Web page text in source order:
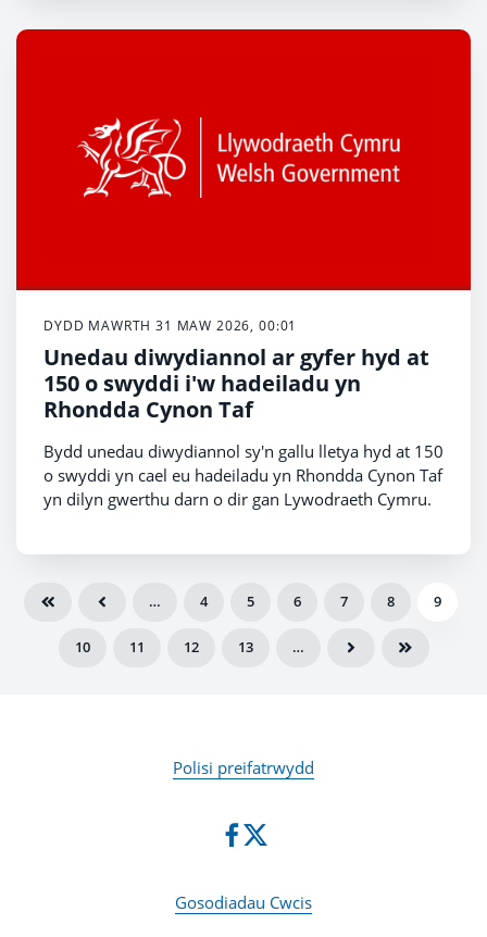
DYDD MAWRTH 31 MAW 2026, 00:01
Unedau diwydiannol ar gyfer hyd at
150 o swyddi i'w hadeiladu yn
Rhondda Cynon Taf
Bydd unedau diwydiannol sy'n gallu lletya hyd at 150
o swyddi yn cael eu hadeiladu yn Rhondda Cynon Taf
yn dilyn gwerthu darn o dir gan Lywodraeth Cymru.
… 4 5 6 7 8 9
10 11 12 13 …
Polisi preifatrwydd
Gosodiadau Cwcis